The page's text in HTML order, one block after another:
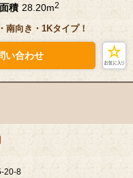
積 28.20m2
南向き・1Kタイプ！
い合わせ
20-8